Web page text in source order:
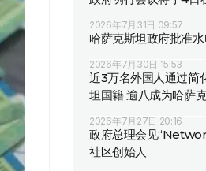
2026年7月31日 09:57
哈萨克斯坦政府批准
2026年7月30日 15:53
近3万名外国人通过简
坦国籍 逾八成为哈萨
2026年7月27日 20:16
政府总理会见
社区创始人